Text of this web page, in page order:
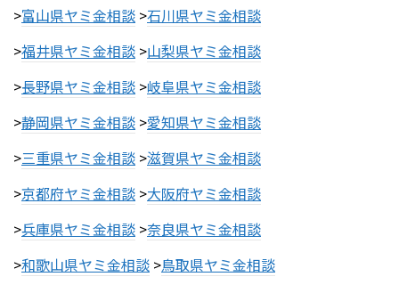
>富山県ヤミ金相談 >石川県ヤミ金相談
>福井県ヤミ金相談 >山梨県ヤミ金相談
>長野県ヤミ金相談 >岐阜県ヤミ金相談
>静岡県ヤミ金相談 >愛知県ヤミ金相談
>三重県ヤミ金相談 >滋賀県ヤミ金相談
>京都府ヤミ金相談 >大阪府ヤミ金相談
>兵庫県ヤミ金相談 >奈良県ヤミ金相談
>和歌山県ヤミ金相談 >鳥取県ヤミ金相談